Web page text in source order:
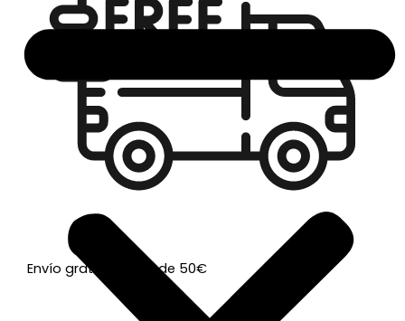
Envío gratis a partir de 50€